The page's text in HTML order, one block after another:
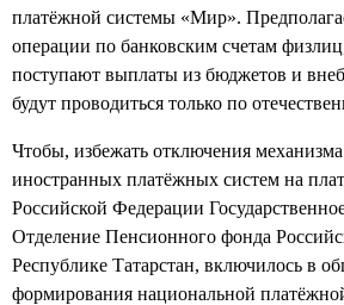
платёжной системы «Мир».
операции по банковским счетам
поступают выплаты из бюджетов и
будут проводиться только по
Чтобы, избежать отключения
иностранных платёжных систем на
Российской Федерации
Отделение Пенсионного фонда
Республике Татарстан, включилось в
формирования национальной